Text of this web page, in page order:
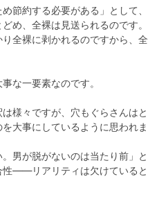
節約する必要がある」として、
め、全裸は見送られるのです。
全裸に剥かれるのですから、全
な一要素なのです。
様々ですが、穴もぐらさんはと
大事にしているように思われま
男が脱がないのは当たり前」と
性――リアリティは欠けていると